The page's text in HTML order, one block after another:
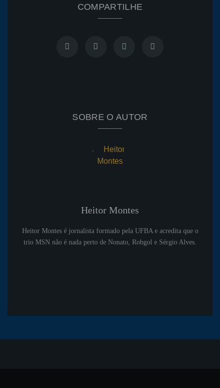
COMPARTILHE
SOBRE O AUTOR
Heitor Montes
Heitor Montes é jornalista formado pela UFBA e acredita que o
trio MSN não é nada perto de Nonato, Robgol e Sérgio Alves.